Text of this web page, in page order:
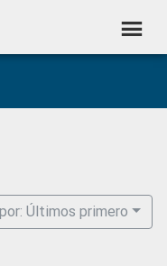
Últimos primero